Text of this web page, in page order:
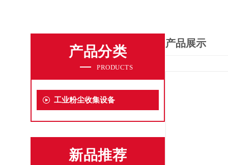
产品分类
PRODUCTS
工业粉尘收集设备
新品推荐
产品展示